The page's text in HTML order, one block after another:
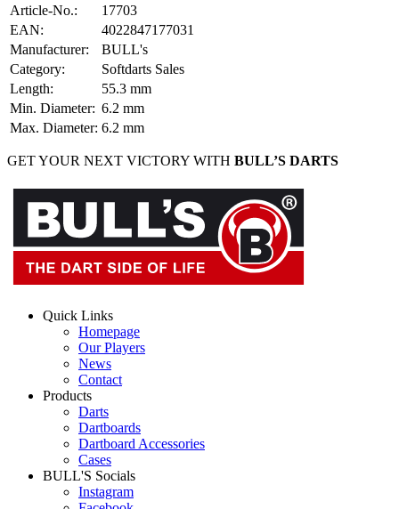
Article-No.:
17703
EAN:
4022847177031
Manufacturer:
BULL's
Category:
Softdarts Sales
Length: 55.3 mm
Min. Diameter: 6.2 mm
Max. Diameter: 6.2 mm
GET YOUR NEXT VICTORY WITH BULL’S DARTS
Quick Links
Homepage
Our Players
News
Contact
Products
Darts
Dartboards
Dartboard Accessories
Cases
BULL'S Socials
Instagram